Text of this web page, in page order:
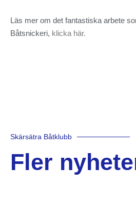
Läs mer om det fantastiska arbete
Båtsnickeri, klicka här.
Skärsätra Båtklubb
Fler